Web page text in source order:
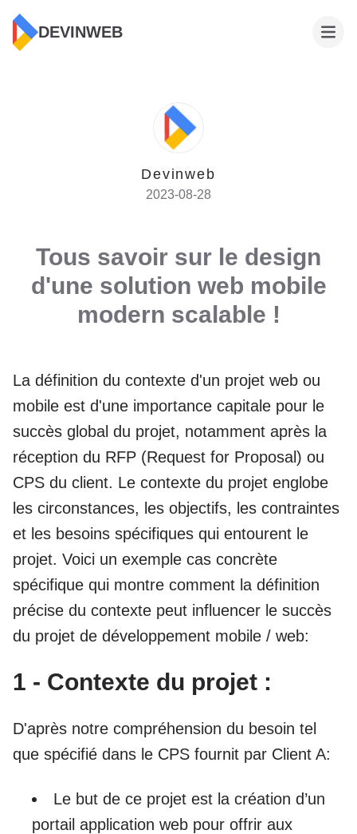
DEVINWEB
Devinweb
2023-08-28
Tous savoir sur le design
d'une solution web mobile
modern scalable !
La définition du contexte d'un projet web ou
mobile est d'une importance capitale pour le
succès global du projet, notamment après la
réception du RFP (Request for Proposal) ou
CPS du client. Le contexte du projet englobe
les circonstances, les objectifs, les contraintes
et les besoins spécifiques qui entourent le
projet. Voici un exemple cas concrète
spécifique qui montre comment la définition
précise du contexte peut influencer le succès
du projet de développement mobile / web:
1 - Contexte du projet :
D'après notre compréhension du besoin tel
que spécifié dans le CPS fournit par Client A:
Le but de ce projet est la création d’un
portail application web pour offrir aux